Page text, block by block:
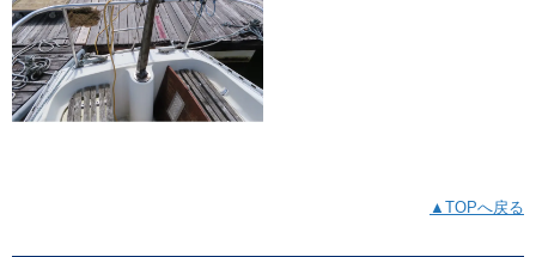
▲TOPへ戻る